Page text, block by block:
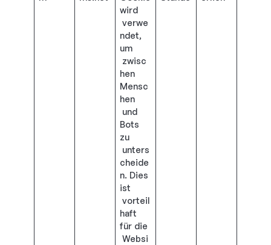
wird
verwe
ndet,
um
zwisc
hen
Mensc
hen
und
Bots
zu
unters
cheide
n. Dies
ist
vorteil
haft
für die
Websi